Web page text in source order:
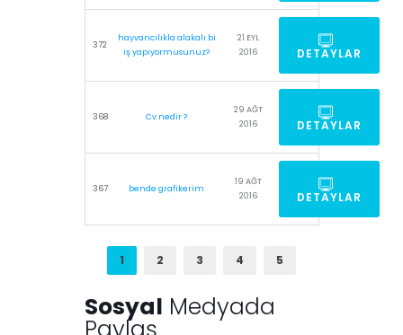
372
hayvancılıkla alakalı bi
iş yapıyormusunuz?
21 EYL
2016
DETAYLAR
368 Cv nedir ?
29 AĞT
2016
DETAYLAR
367 bende grafikerim
19 AĞT
2016
DETAYLAR
1 2 3 4 5
Sosyal Medyada